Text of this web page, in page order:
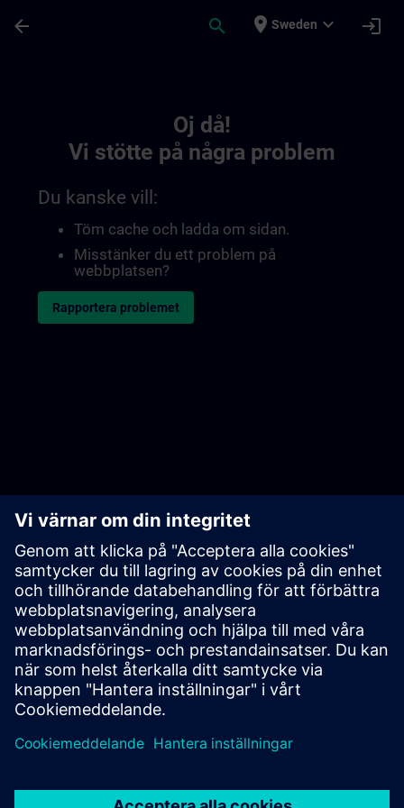
arrow_back search place Sweden expand_more login
Oj då!
Vi stötte på några problem
Du kanske vill:
Töm cache och ladda om sidan.
Misstänker du ett problem på
webbplatsen?
Rapportera problemet